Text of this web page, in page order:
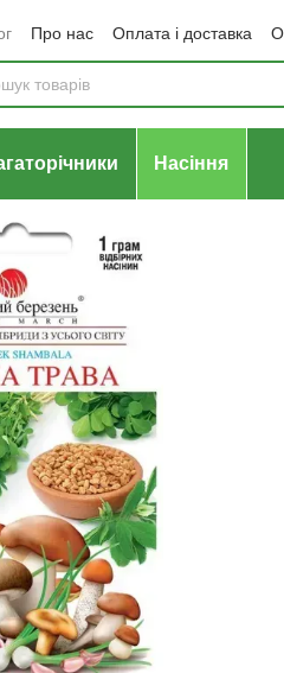
Про нас Оплата і доставка
про магазин
Угода
Насіння